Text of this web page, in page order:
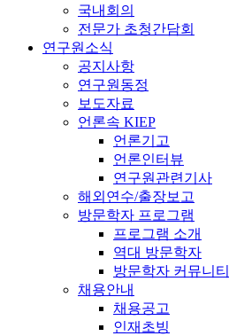
국내회의
전문가 초청간담회
연구원소식
공지사항
연구원동정
보도자료
언론속 KIEP
언론기고
언론인터뷰
연구원관련기사
해외연수/출장보고
방문학자 프로그램
프로그램 소개
역대 방문학자
방문학자 커뮤니티
채용안내
채용공고
인재초빙